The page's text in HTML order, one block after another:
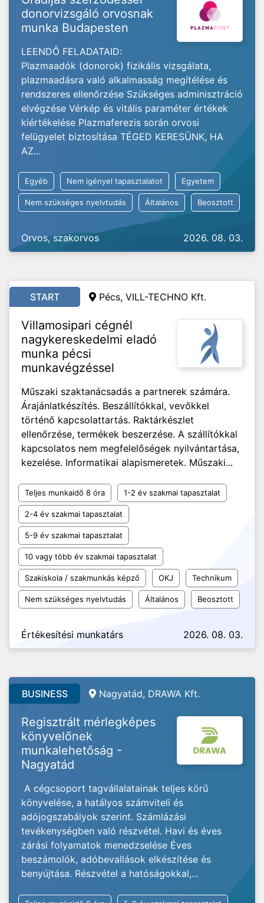
donorvizsgáló orvosnak
munka Budapesten
LEENDŐ FELADATAID:
Plazmaadók (donorok) fizikális vizsgálata,
plazmaadásra való alkalmasság megítélése és
rendszeres ellenőrzése Szükséges adminisztráció
elvégzése Vérkép és vitális paraméter értékek
kiértékelése Plazmaferezis során orvosi
felügyelet biztosítása TÉGED KERESÜNK, HA
AZ...
Egyéb Nem igényel tapasztalatot Egyetem
Nem szükséges nyelvtudás Általános Beosztott
Orvos, szakorvos 2026. 08. 03.
START Pécs, VILL-TECHNO Kft.
Villamosipari cégnél
nagykereskedelmi eladó
munka pécsi
munkavégzéssel
Műszaki szaktanácsadás a partnerek számára.
Árajánlatkészítés. Beszállítókkal, vevőkkel
történő kapcsolattartás. Raktárkészlet
ellenőrzése, termékek beszerzése. A szállítókkal
kapcsolatos nem megfelelőségek nyilvántartása,
kezelése. Informatikai alapismeretek. Műszaki...
Teljes munkaidő 8 óra 1-2 év szakmai tapasztalat
2-4 év szakmai tapasztalat
5-9 év szakmai tapasztalat
10 vagy több év szakmai tapasztalat
Szakiskola / szakmunkás képző OKJ Technikum
Nem szükséges nyelvtudás Általános Beosztott
Értékesítési munkatárs 2026. 08. 03.
BUSINESS Nagyatád, DRAWA Kft.
Regisztrált mérlegképes
könyvelőnek
munkalehetőság -
Nagyatád
A cégcsoport tagvállalatainak teljes körű
könyvelése, a hatályos számviteli és
adójogszabályok szerint. Számlázási
tevékenységben való részvétel. Havi és éves
zárási folyamatok menedzselése Éves
beszámolók, adóbevallások elkészítése és
benyújtása. Részvétel a hatóságokkal,...